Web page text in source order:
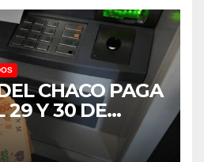
CHACO PAGA
29 Y 30 DE
2% DE